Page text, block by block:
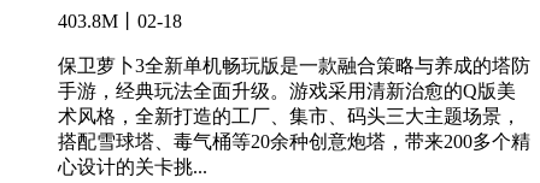
403.8M丨02-18
保卫萝卜3全新单机畅玩版是一款融合策略与养成的塔防
手游，经典玩法全面升级。游戏采用清新治愈的Q版美
术风格，全新打造的工厂、集市、码头三大主题场景，
搭配雪球塔、毒气桶等20余种创意炮塔，带来200多个精
心设计的关卡挑...